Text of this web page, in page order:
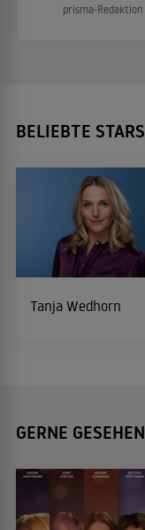
prisma-Redaktion
BELIEBTE STARS
Tanja Wedhorn
GERNE GESEHEN